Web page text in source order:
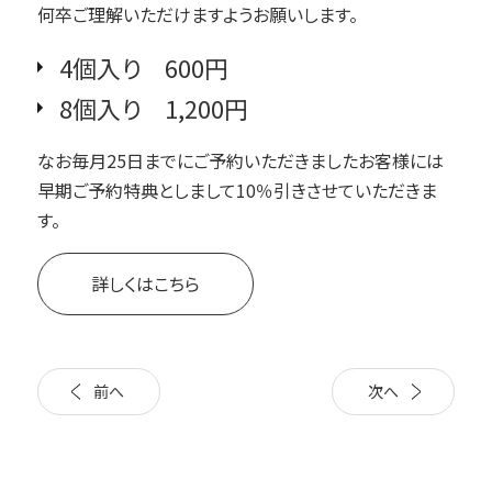
何卒ご理解いただけますようお願いします。
4個入り 600円
8個入り 1,200円
なお毎月25日までにご予約いただきましたお客様には
早期ご予約特典としまして10％引きさせていただきま
す。
詳しくはこちら
前へ 次へ